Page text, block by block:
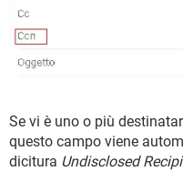
Se vi è uno o più
questo campo viene
dicitura Undisclosed